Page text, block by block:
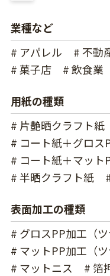
業種など
# アパレル
# 不動
# 菓子店
# 飲食業
用紙の種類
# 片艶晒クラフト紙
# コート紙＋グロス
# コート紙＋マット
# 半晒クラフト紙
表面加工の種類
# グロスPP加工（ツ
# マットPP加工（ツ
# マットニス
# 箔